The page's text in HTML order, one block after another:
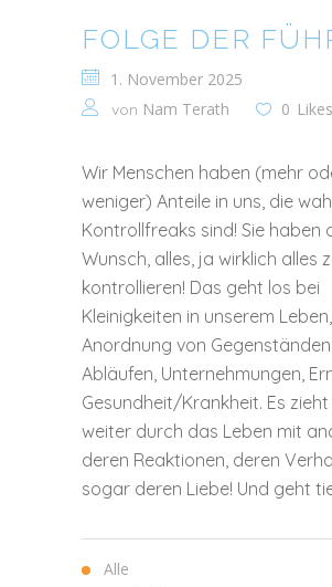
FOLGE DER
1. November 2025
von Nam Terath 0 Likes
Wir Menschen haben (mehr
weniger) Anteile in uns, die
Kontrollfreaks sind! Sie haben
Wunsch, alles, ja wirklich alles
kontrollieren! Das geht los bei
Kleinigkeiten in unserem
Anordnung von
Abläufen, Unternehmungen,
Gesundheit/Krankheit. Es zieht
weiter durch das Leben mit
deren Reaktionen, deren
sogar deren Liebe! Und geht
Alle